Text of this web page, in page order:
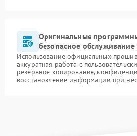
Оригинальные
безопасное
Использование официальных
аккуратная работа с
резервное копирование,
восстановление информации при